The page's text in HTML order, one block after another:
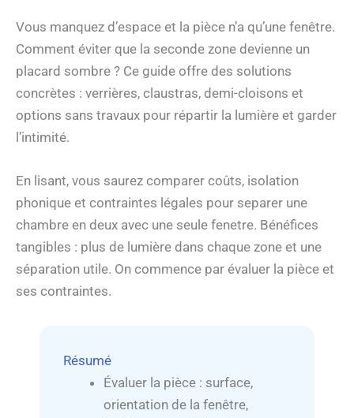
Vous manquez d’espace et la pièce n’a qu’une fenêtre.
Comment éviter que la seconde zone devienne un
placard sombre ? Ce guide offre des solutions
concrètes : verrières, claustras, demi-cloisons et
options sans travaux pour répartir la lumière et garder
l’intimité.
En lisant, vous saurez comparer coûts, isolation
phonique et contraintes légales pour separer une
chambre en deux avec une seule fenetre. Bénéfices
tangibles : plus de lumière dans chaque zone et une
séparation utile. On commence par évaluer la pièce et
ses contraintes.
Résumé
Évaluer la pièce : surface,
orientation de la fenêtre,